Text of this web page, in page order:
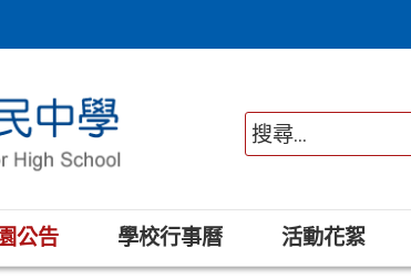
公告 學校行事曆 活動花絮